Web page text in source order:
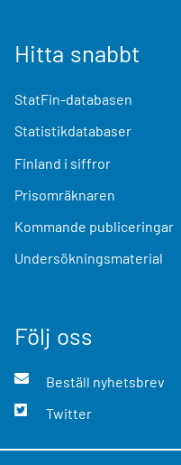
Hitta snabbt
StatFin-databasen
Statistikdatabaser
Finland i siffror
Prisomräknaren
Kommande publiceringar
Undersökningsmaterial
Följ oss
Beställ nyhetsbrev
Twitter